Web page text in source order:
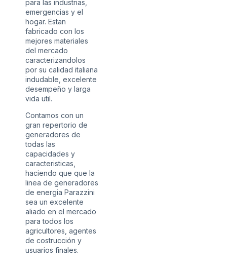
para las industrias,
emergencias y el
hogar. Estan
fabricado con los
mejores materiales
del mercado
caracterizandolos
por su calidad italiana
indudable, excelente
desempeño y larga
vida util.
Contamos con un
gran repertorio de
generadores de
todas las
capacidades y
caracteristicas,
haciendo que que la
linea de generadores
de energia Parazzini
sea un excelente
aliado en el mercado
para todos los
agricultores, agentes
de costrucción y
usuarios finales.